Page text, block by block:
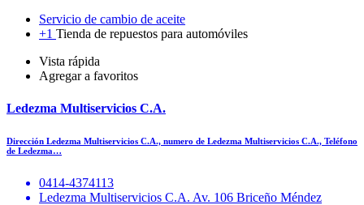
Servicio de cambio de aceite
+1 Tienda de repuestos para automóviles
Vista rápida
Agregar a favoritos
Ledezma Multiservicios C.A.
Dirección Ledezma Multiservicios C.A., numero de Ledezma Multiservicios C.A., Teléfono
de Ledezma…
0414-4374113
Ledezma Multiservicios C.A. Av. 106 Briceño Méndez